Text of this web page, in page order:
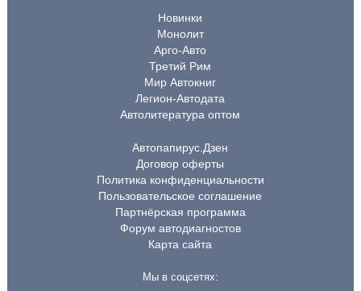
Новинки
Монолит
Арго-Авто
Третий Рим
Мир Автокниг
Легион-Автодата
Автолитература оптом
Автопапирус.Дзен
Договор оферты
Политика конфиденциальности
Пользовательское соглашение
Партнёрская программа
Форум автодиагностов
Карта сайта
Мы в соцсетях: